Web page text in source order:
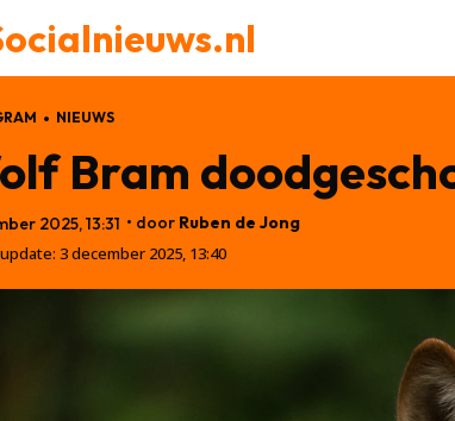
NIEUWS
Bram
2025, 13:31 • door Ruben de Jong
3 december 2025, 13:40